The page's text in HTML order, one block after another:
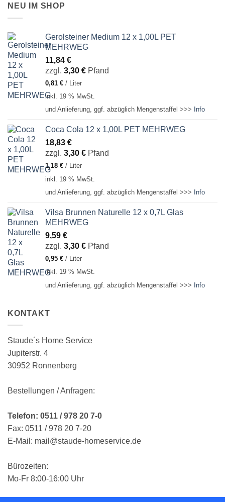
NEU IM SHOP
Gerolsteiner Medium 12 x 1,00L PET
MEHRWEG
11,84 €
zzgl. 3,30 € Pfand
0,81 € / Liter
inkl. 19 % MwSt.
und Anlieferung, ggf. abzüglich Mengenstaffel >>> Info
Coca Cola 12 x 1,00L PET MEHRWEG
18,83 €
zzgl. 3,30 € Pfand
1,18 € / Liter
inkl. 19 % MwSt.
und Anlieferung, ggf. abzüglich Mengenstaffel >>> Info
Vilsa Brunnen Naturelle 12 x 0,7L Glas
MEHRWEG
9,59 €
zzgl. 3,30 € Pfand
0,95 € / Liter
inkl. 19 % MwSt.
und Anlieferung, ggf. abzüglich Mengenstaffel >>> Info
KONTAKT
Staude´s Home Service
Jupiterstr. 4
30952 Ronnenberg
Bestellungen / Anfragen:
Telefon: 0511 / 978 20 7-0
Fax: 0511 / 978 20 7-20
E-Mail: mail@staude-homeservice.de
Bürozeiten:
Mo-Fr 8:00-16:00 Uhr